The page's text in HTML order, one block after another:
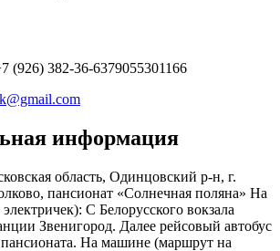
(926) 382-36-6379055301166
информация
область, Одинцовский р-н, г.
пансионат «Солнечная поляна» На
С Белорусского вокзала
Звенигород. Далее рейсовый автобус
На машине (маршрут на